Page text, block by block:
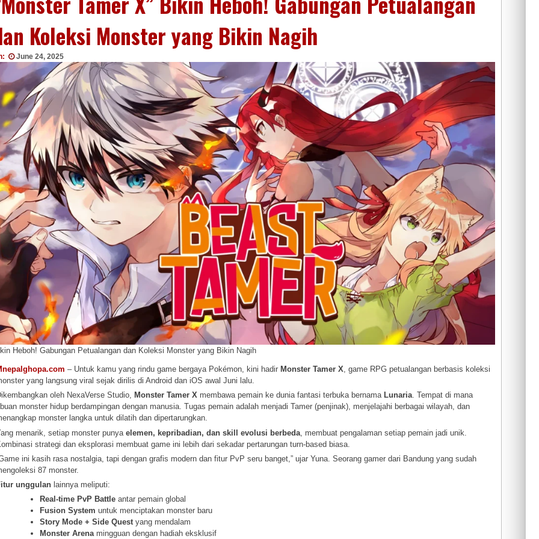
Koleksi Monster yang Bikin Nagih
June 24, 2025
Heboh! Gabungan Petualangan dan Koleksi Monster yang Bikin Nagih
– Untuk kamu yang rindu game bergaya Pokémon, kini hadir Monster Tamer X, game RPG petualangan berbasis koleksi
yang langsung viral sejak dirilis di Android dan iOS awal Juni lalu.
oleh NexaVerse Studio, Monster Tamer X membawa pemain ke dunia fantasi terbuka bernama Lunaria. Tempat di mana
monster hidup berdampingan dengan manusia. Tugas pemain adalah menjadi Tamer (penjinak), menjelajahi berbagai wilayah, dan
monster langka untuk dilatih dan dipertarungkan.
menarik, setiap monster punyaelemen, kepribadian, dan skill evolusi berbeda , membuat pengalaman setiap pemain jadi unik.
strategi dan eksplorasi membuat game ini lebih dari sekadar pertarungan turn-based biasa.
ini kasih rasa nostalgia, tapi dengan grafis modern dan fitur PvP seru banget,” ujar Yuna. Seorang gamer dari Bandung yang sudah
87 monster.
unggulan lainnya meliputi:
Real-time PvP Battle antar pemain global
Fusion System untuk menciptakan monster baru
Story Mode + Side Quest yang mendalam
Monster Arena mingguan dengan hadiah eksklusif